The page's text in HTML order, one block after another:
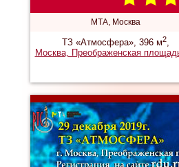
МТА, Москва
ТЗ «Атмосфера», 396 м2,
Москва, Преображенская